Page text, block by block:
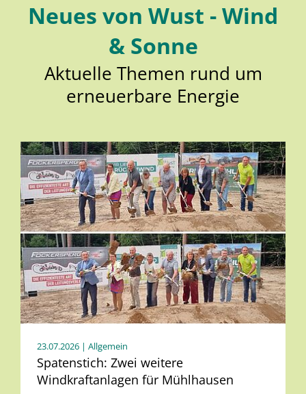
Neues von Wust - Wind
& Sonne
Aktuelle Themen rund um
erneuerbare Energie
23.07.2026 | Allgemein
Spatenstich: Zwei weitere
Windkraftanlagen für Mühlhausen